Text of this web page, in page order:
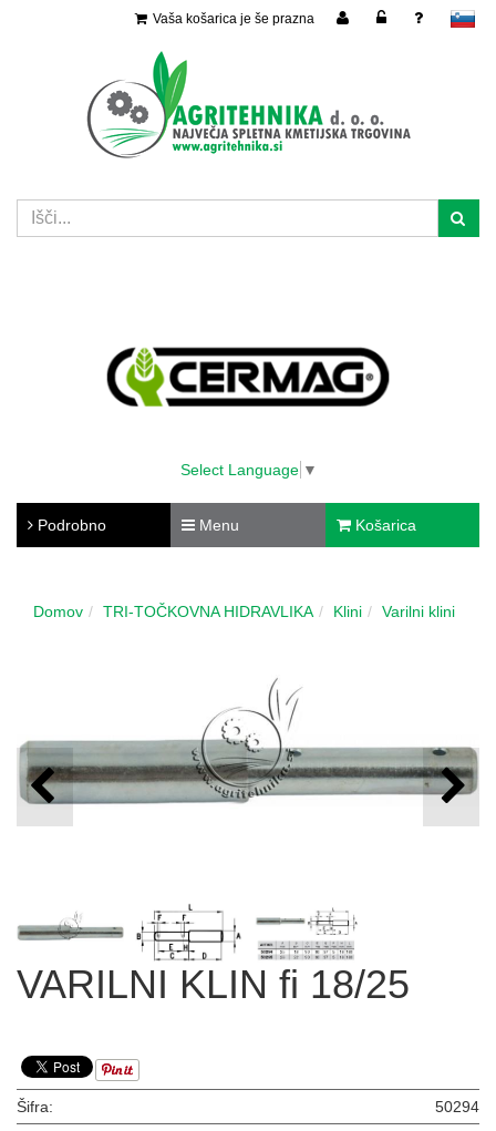
slovensko
Vaša košarica je še prazna
Select Language ▼
Podrobno Menu Košarica
Domov TRI-TOČKOVNA HIDRAVLIKA Klini Varilni klini
VARILNI KLIN fi 18/25
Šifra:
50294